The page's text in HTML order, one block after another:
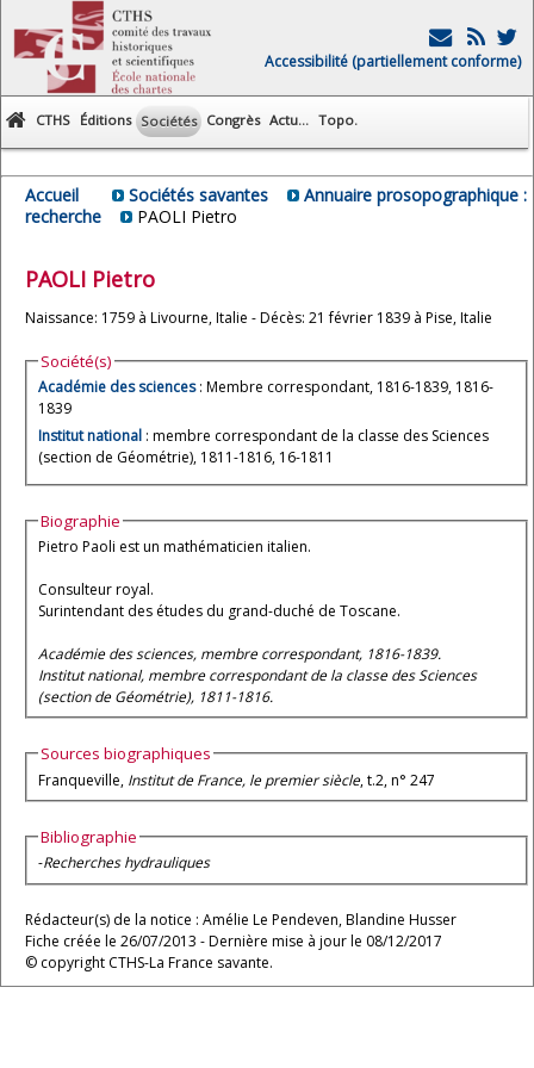
Accessibilité (partiellement conforme)
CTHS Éditions Sociétés Congrès Actu... Topo.
Accueil Sociétés savantes
Annuaire prosopographique :
recherche
PAOLI Pietro
PAOLI Pietro
Naissance: 1759 à Livourne, Italie - Décès: 21 février 1839 à Pise, Italie
Société(s)
Académie des sciences: Membre correspondant, 1816-1839, 1816-
1839
Institut national : membre correspondant de la classe des Sciences
(section de Géométrie), 1811-1816, 16-1811
Biographie
Pietro Paoli est un mathématicien italien.
Consulteur royal.
Surintendant des études du grand-duché de Toscane.
Académie des sciences, membre correspondant, 1816-1839.
Institut national, membre correspondant de la classe des Sciences
(section de Géométrie), 1811-1816.
Sources biographiques
Franqueville, Institut de France, le premier siècle, t.2, n° 247
Bibliographie
-Recherches hydrauliques
Rédacteur(s) de la notice : Amélie Le Pendeven, Blandine Husser
Fiche créée le 26/07/2013 - Dernière mise à jour le 08/12/2017
© copyright CTHS-La France savante.